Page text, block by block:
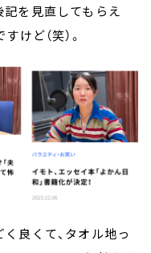
を見直してもらえ
けど（笑）。
良くて、タオル地っ